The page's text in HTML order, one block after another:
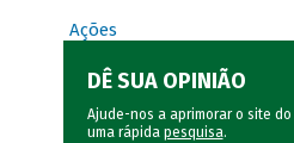
Ações
DÊ SUA OPINIÃO
Ajude-nos a aprimorar o site do
uma rápida pesquisa.